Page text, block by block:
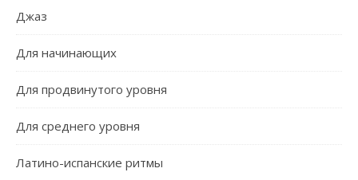
Джаз
Для начинающих
Для продвинутого уровня
Для среднего уровня
Латино-испанские ритмы